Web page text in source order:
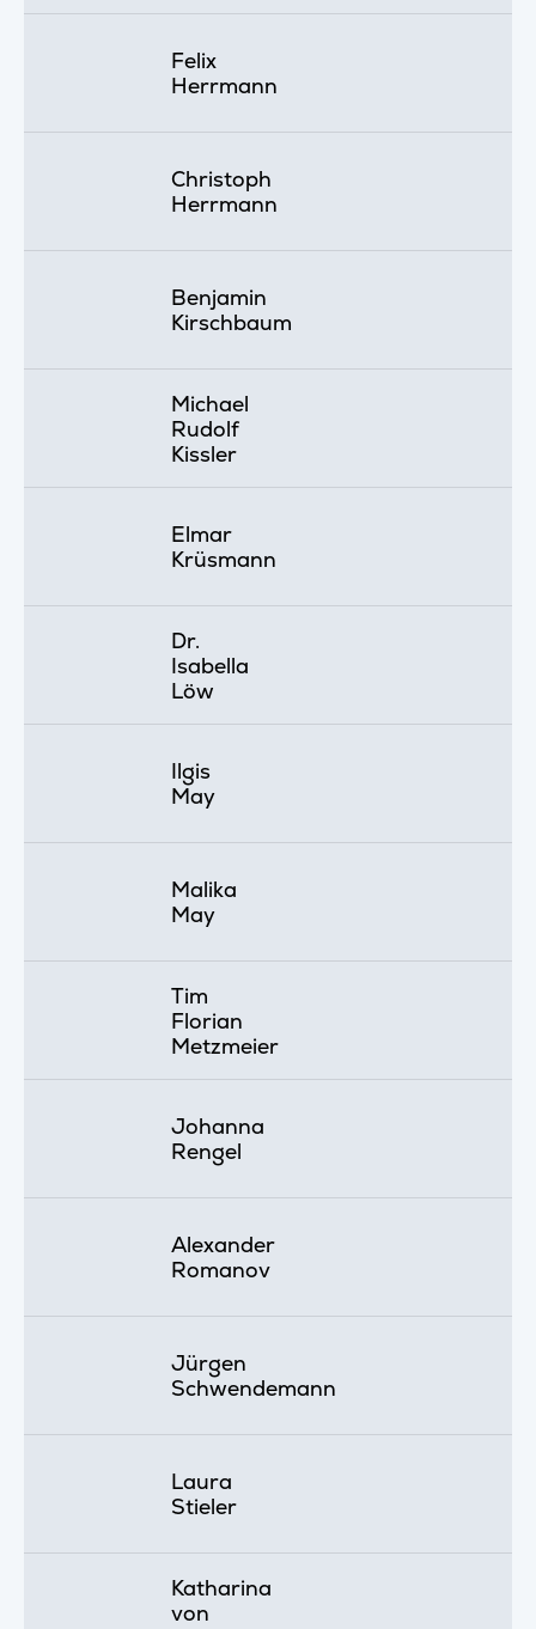
Felix
Herrmann
Christoph
Herrmann
Benjamin
Kirschbaum
Michael
Rudolf
Kissler
Elmar
Krüsmann
Dr.
Isabella
Löw
Ilgis
May
Malika
May
Tim
Florian
Metzmeier
Johanna
Rengel
Alexander
Romanov
Jürgen
Schwendemann
Laura
Stieler
Katharina
von